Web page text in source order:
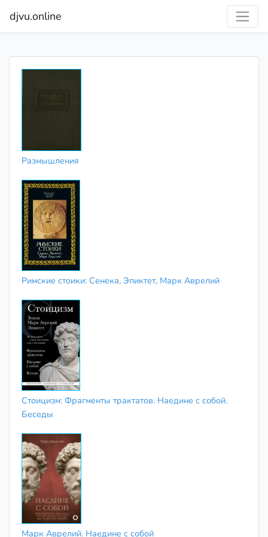
djvu.online
Размышления
Римские стоики: Сенека, Эпиктет, Марк Аврелий
Стоицизм: Фрагменты трактатов. Наедине с собой.
Беседы
Марк Аврелий. Наедине с собой